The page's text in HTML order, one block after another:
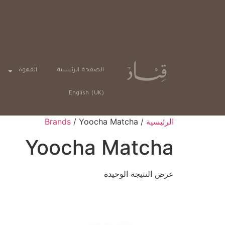
الصفحة الرئيسية القهوة
English (UK)
الرئيسية /
Brands / Yoocha Matcha
Yoocha Matcha
عرض النتيجة الوحيدة